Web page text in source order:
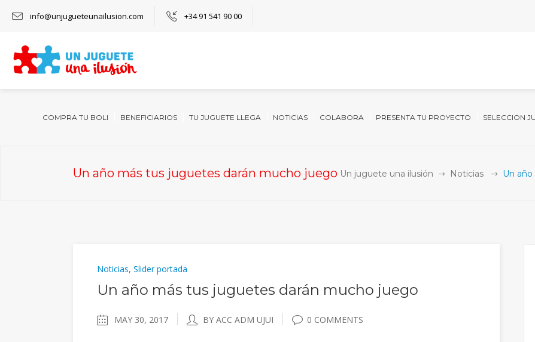
info@unjugueteunailusion.com +34 91 541 90 00
COMPRA TU BOLI BENEFICIARIOS TU JUGUETE LLEGA NOTICIAS COLABORA PRESENTA TU PROYECTO SELECCION
Un año más tus juguetes darán mucho juego Un juguete una ilusión Noticias Un
Noticias, Slider portada
Un año más tus juguetes darán mucho juego
MAY 30, 2017 BY ACC ADM UJUI 0 COMMENTS